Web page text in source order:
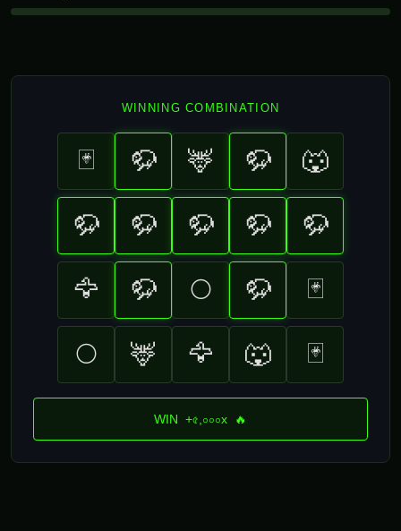
WINNING COMBINATION
🃏 🦬 🦌 🦬 🐺
🦬 🦬 🦬 🦬 🦬
🦅 🦬 🌕 🦬 🃏
🌕 🦌 🦅 🐺 🃏
WIN +৫,০০০x 🔥